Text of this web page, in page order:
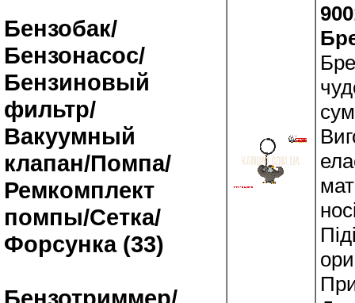
Бензобак/
Бензонасос/
Бензиновый
фильтр/
Вакуумный
клапан/Помпа/
Ремкомплект
помпы/Сетка/
Форсунка (33)